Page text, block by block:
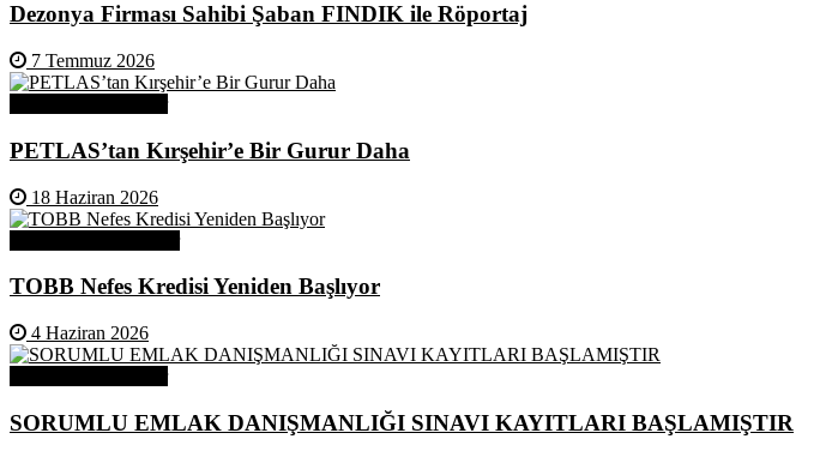
Dezonya Firması Sahibi Şaban FINDIK ile Röportaj
7 Temmuz 2026
PETLAS’tan Kırşehir’e Bir Gurur Daha
18 Haziran 2026
TOBB Nefes Kredisi Yeniden Başlıyor
4 Haziran 2026
SORUMLU EMLAK DANIŞMANLIĞI SINAVI KAYITLARI BAŞLAMIŞTIR